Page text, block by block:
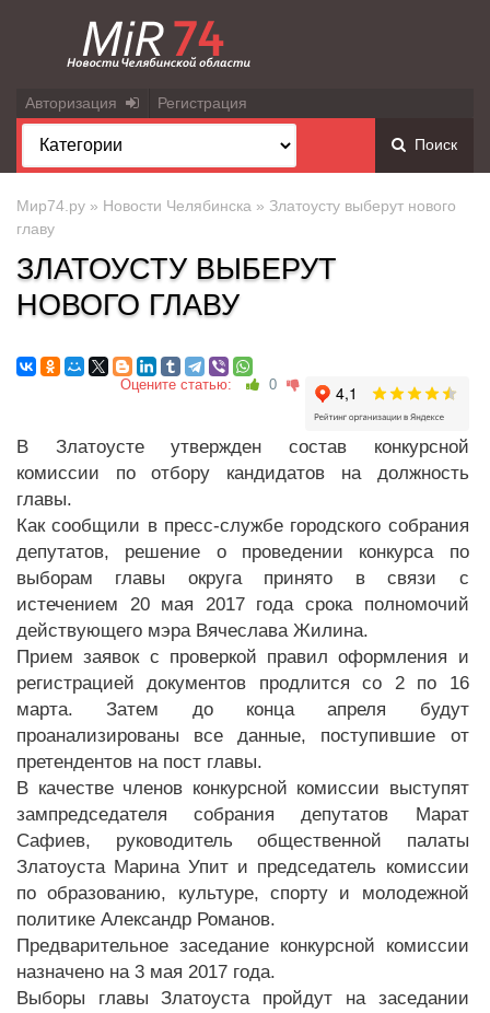
Авторизация Регистрация
Поиск
Мир74.ру » Новости Челябинска » Златоусту выберут нового
главу
ЗЛАТОУСТУ ВЫБЕРУТ
НОВОГО ГЛАВУ
Оцените статью: 0
В Златоусте утвержден состав конкурсной
комиссии по отбору кандидатов на должность
главы.
Как сообщили в пресс-службе городского собрания
депутатов, решение о проведении конкурса по
выборам главы округа принято в связи с
истечением 20 мая 2017 года срока полномочий
действующего мэра Вячеслава Жилина.
Прием заявок с проверкой правил оформления и
регистрацией документов продлится со 2 по 16
марта. Затем до конца апреля будут
проанализированы все данные, поступившие от
претендентов на пост главы.
В качестве членов конкурсной комиссии выступят
зампредседателя собрания депутатов Марат
Сафиев, руководитель общественной палаты
Златоуста Марина Упит и председатель комиссии
по образованию, культуре, спорту и молодежной
политике Александр Романов.
Предварительное заседание конкурсной комиссии
назначено на 3 мая 2017 года.
Выборы главы Златоуста пройдут на заседании